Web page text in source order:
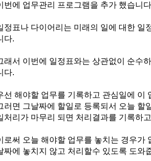
번에 업무관리 프로그램을 추가 했습니
정표나 다이어리는 미래의 일에 대한 일
다.
래서 이번에 일정표와는 상관없이 순수
다.
선 해야할 업무를 기록하고 관심일에 이
러면 그날짜에 할일로 등록되서 오늘 할
처리가 마무리 되면 처리결과를 기록하
로써 오늘 해야할 업무를 놓치는 경우가
짜에 놓치지 않고 처리할수 있도록 도와